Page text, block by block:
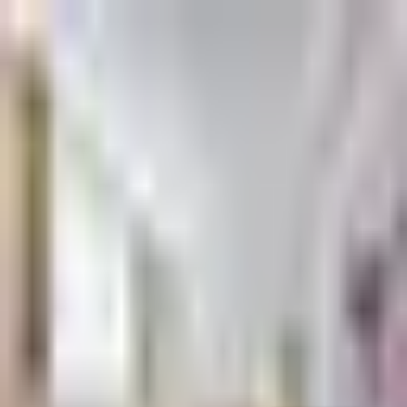
CONTACTEZ-NOUS